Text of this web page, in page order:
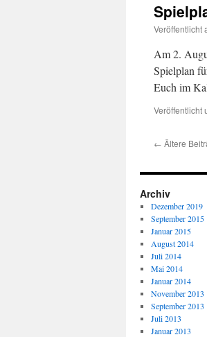
Veröffentlicht
Am 2.
Spielplan
Euch im
Veröffentlicht
← Ältere
Archiv
Dezember 2019
September 2015
Januar 2015
August 2014
Juli 2014
Mai 2014
Januar 2014
November 2013
September 2013
Juli 2013
Januar 2013